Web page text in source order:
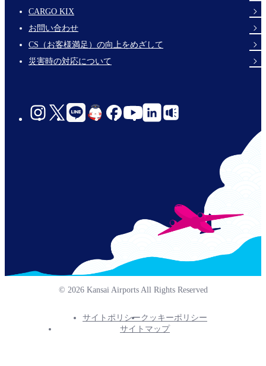
Footer
Links
CARGO KIX
お問い合わせ
CS（お客様満足）の向上をめざして
災害時の対応について
social-
© 2026 Kansai Airports All Rights Reserved
サイトポリシークッキーポリシー
サイトマップ